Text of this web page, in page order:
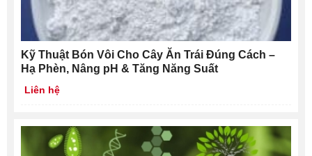
Kỹ Thuật Bón Vôi Cho Cây Ăn Trái Đúng Cách –
Hạ Phèn, Nâng pH & Tăng Năng Suất
Liên hệ